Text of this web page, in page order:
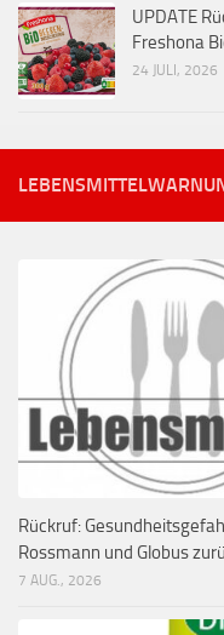
UPDATE
Freshona
24 JULI, 2026
Rückruf:
Rossmann und Globus
7 AUG., 2026